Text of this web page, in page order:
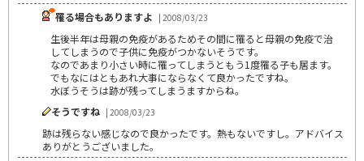
罹る場合もありますよ | 2008/03/23
生後半年は母親の免疫があるためその間に罹ると母親の免疫で治
してしまうので子供に免疫がつかないそうです。
なのであまり小さい時に罹ってしまうともう1度罹る子も居ます。
でもなにはともあれ大事にならなくて良かったですね。
水ぼうそうは跡が残ってしまうますからね。
そうですね | 2008/03/23
跡は残らない感じなので良かったです。熱もないですし。アドバイス
ありがとうございました。